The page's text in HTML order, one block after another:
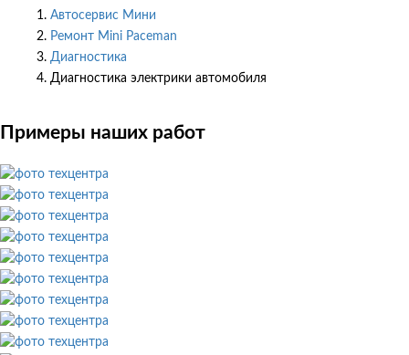
Автосервис Мини
Ремонт Mini Paceman
Диагностика
Диагностика электрики автомобиля
Примеры наших работ